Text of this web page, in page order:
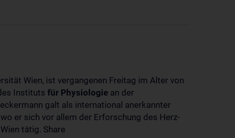
Wien, ist vergangenen Freitag im Alter von
Instituts für Physiologie an der
galt als international anerkannter
wo er sich vor allem der Erforschung des Herz-
tätig. Share